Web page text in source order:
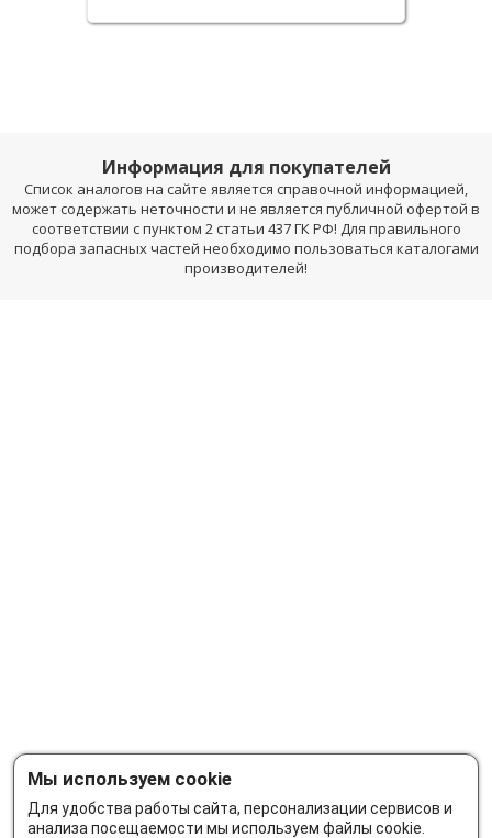
Информация для покупателей
Список аналогов на сайте является справочной информацией,
может содержать неточности и не является публичной офертой в
соответствии с пунктом 2 статьи 437 ГК РФ! Для правильного
подбора запасных частей необходимо пользоваться каталогами
производителей!
Мы используем cookie
Для удобства работы сайта, персонализации сервисов и
анализа посещаемости мы используем файлы cookie.